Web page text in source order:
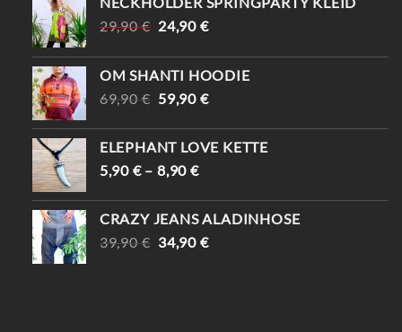
29,90€ URSPRÜNGLICHER
WAR:
29,90 €
24,90 €AKTUELLER
IST:
24,90 €.
OM SHANTI HOODIE
69,90€ URSPRÜNGLICHER
69,90 €
59,90 €AKTUELLER
59,90 €.
ELEPHANT LOVE KETTE
5,90 €–8,90€
CRAZY JEANS ALADINHOSE
39,90€ URSPRÜNGLICHER
34,90 €AKTUELLER